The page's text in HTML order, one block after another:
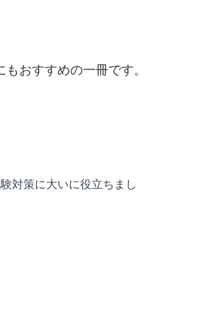
おすすめの一冊です。
対策に大いに役立ちまし